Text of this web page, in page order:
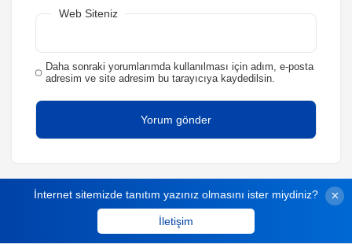
Web Siteniz
Daha sonraki yorumlarımda kullanılması için adım, e-posta
adresim ve site adresim bu tarayıcıya kaydedilsin.
İnternet sitemizde tanıtım yazınız olmasını ister miydiniz?
İletişim